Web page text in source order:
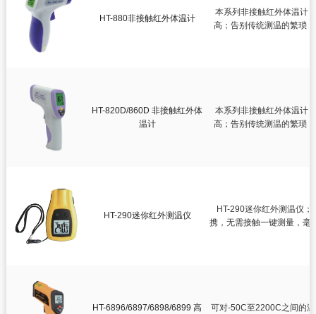
HT-880非接触红外体温计
本系列非接触红外体温计
高；告别传统测温的繁琐
HT-820D/860D 非接触红外体
温计
本系列非接触红外体温计
高；告别传统测温的繁琐
HT-290迷你红外测温仪
HT-290迷你红外测温仪
携，无需接触一键测量，毫
HT-6896/6897/6898/6899 高
可对-50C至2200C之间的